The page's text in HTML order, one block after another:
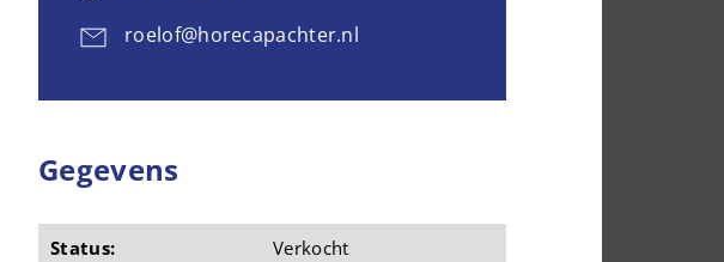
roelof@horecapachter.nl
Gegevens
Status: Verkocht